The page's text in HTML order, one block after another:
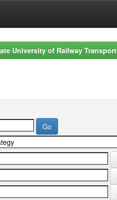
University of Railway Transport